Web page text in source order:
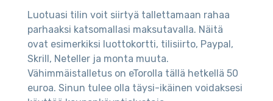
Luotuasi tilin voit siirtyä tallettamaan rahaa
parhaaksi katsomallasi maksutavalla. Näitä
ovat esimerkiksi luottokortti, tilisiirto, Paypal,
Skrill, Neteller ja monta muuta.
Vähimmäistalletus on eTorolla tällä hetkellä 50
euroa. Sinun tulee olla täysi-ikäinen voidaksesi